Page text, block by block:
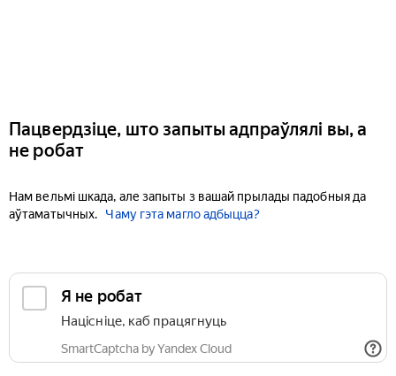
Пацвердзіце, што запыты адпраўлялі вы, а
не робат
Нам вельмі шкада, але запыты з вашай прылады падобныя да
аўтаматычных.
Чаму гэта магло адбыцца?
Я не робат
Націсніце, каб працягнуць
SmartCaptcha by Yandex Cloud